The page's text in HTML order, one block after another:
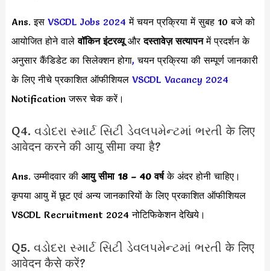
Ans. इस VSCDL Jobs 2024 में चयन प्रक्रिया में सुबह 10 बजे को
आयोजित होने वालेवॉकिन इंटरव्यू औरदस्तावेज़ सत्यापन में प्रदर्शन के
अनुसार कैंडिडेट का सिलेक्शन होगा, चयन प्रक्रिया की सम्पूर्ण जानकारी
के लिए नीचे प्रकाशित ऑफीशियल VSCDL Vacancy 2024
Notification जरूर चेक करें।
Q4. વડોદરા સ્માર્ટ સિટી ડેવલપમેન્ટમાં ભરતી के लिए
आवेदन करने की आयु सीमा क्या है?
Ans. उम्मीदवार की आयु सीमा 18 – 40 वर्षके अंदर होनी चाहिए।
कृपया आयु में छूट एवं अन्य जानकारियों के लिए प्रकाशित ऑफीशियल
VSCDL Recruitment 2024 नोटिफिकेशन देखिये।
Q5. વડોદરા સ્માર્ટ સિટી ડેવલપમેન્ટમાં ભરતી के लिए
आवेदन कैसे करें?